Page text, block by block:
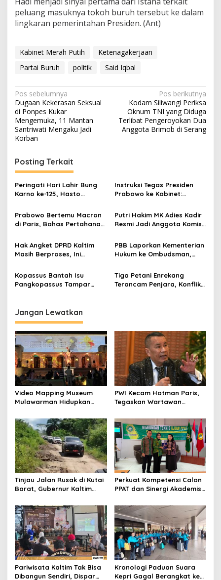
peluang masuknya tokoh buruh tersebut ke dalam
lingkaran pemerintahan Presiden. (Ant)
Kabinet Merah Putih
Ketenagakerjaan
Partai Buruh
politik Said Iqbal
Navigasi
pos
Pos sebelumnya
Dugaan Kekerasan Seksual
di Ponpes Kukar
Mengemuka, 11 Mantan
Santriwati Mengaku Jadi
Korban
Pos berikutnya
Kodam Siliwangi Periksa
Oknum TNI yang Diduga
Terlibat Pengeroyokan Dua
Anggota Brimob di Serang
Posting Terkait
Peringati Hari Lahir Bung
Karno ke-125, Hasto
Semangat Pembebasan
Instruksi Tegas Presiden
Prabowo ke Kabinet:
Prabowo Bertemu Macron
di Paris, Bahas Pertahanan
Putri Hakim MK Adies Kadir
Resmi Jadi Anggota Komisi
Rapat Bersama
Mendikdasmen
Hak Angket DPRD Kaltim
Masih Berproses, Ini
Baliknya
PBB Laporkan Kementerian
Hukum ke Ombudsman,
Maladministrasi
Pengesahan Kepengurusan
Kopassus Bantah Isu
Pangkopassus Tampar
Tiga Petani Enrekang
Terancam Penjara, Konflik
Jangan Lewatkan
Video Mapping Museum
Mulawarman Hidupkan
Melenu
PWI Kecam Hotman Paris,
Tegaskan Wartawan
Tinjau Jalan Rusak di Kutai
Barat, Gubernur Kaltim
Kilometer
Perkuat Kompetensi Calon
PPAT dan Sinergi Akademis,
Bimtek Ujian PPAT 2026
Pariwisata Kaltim Tak Bisa
Dibangun Sendiri, Dispar
Kronologi Paduan Suara
Kepri Gagal Berangkat ke